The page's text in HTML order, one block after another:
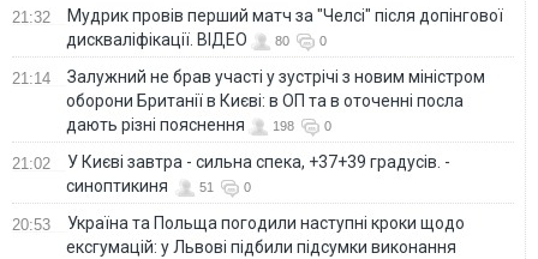
21:32
Мудрик провів перший матч за "Челсі" після допінгової
дискваліфікації. ВІДЕО
80 0
21:14
Залужний не брав участі у зустрічі з новим міністром
оборони Британії в Києві: в ОП та в оточенні посла
дають різні пояснення
198 0
21:02
У Києві завтра - сильна спека, +37+39 градусів. -
синоптикиня
51 0
20:53
Україна та Польща погодили наступні кроки щодо
ексгумацій: у Львові підбили підсумки виконання